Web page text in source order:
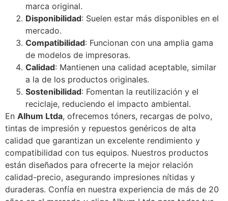
marca original.
Disponibilidad: Suelen estar más disponibles en el
mercado.
Compatibilidad: Funcionan con una amplia gama
de modelos de impresoras.
Calidad: Mantienen una calidad aceptable, similar
a la de los productos originales.
Sostenibilidad: Fomentan la reutilización y el
reciclaje, reduciendo el impacto ambiental.
En Alhum Ltda, ofrecemos tóners, recargas de polvo,
tintas de impresión y repuestos genéricos de alta
calidad que garantizan un excelente rendimiento y
compatibilidad con tus equipos. Nuestros productos
están diseñados para ofrecerte la mejor relación
calidad-precio, asegurando impresiones nítidas y
duraderas. Confía en nuestra experiencia de más de 20